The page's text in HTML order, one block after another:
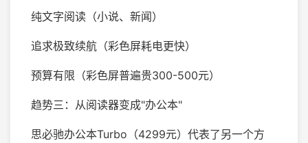
纯文字阅读（小说、新闻）
追求极致续航（彩色屏耗电更快）
预算有限（彩色屏普遍贵300-500元）
趋势三：从阅读器变成"办公本"
思必驰办公本Turbo（4299元）代表了另一个方